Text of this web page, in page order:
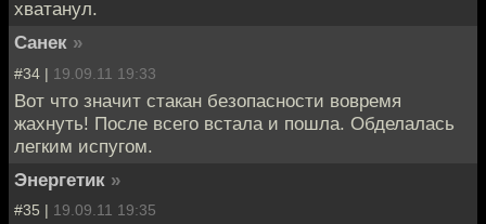
хватанул.
Санек »
#34 | 19.09.11 19:33
Вот что значит стакан безопасности вовремя
жахнуть! После всего встала и пошла. Обделалась
легким испугом.
Энергетик »
#35 | 19.09.11 19:35